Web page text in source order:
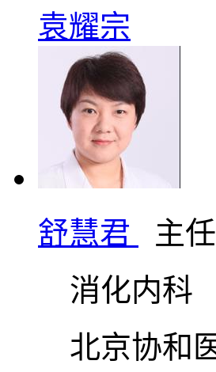
袁耀宗
舒慧君
主
消化内科
北京协和